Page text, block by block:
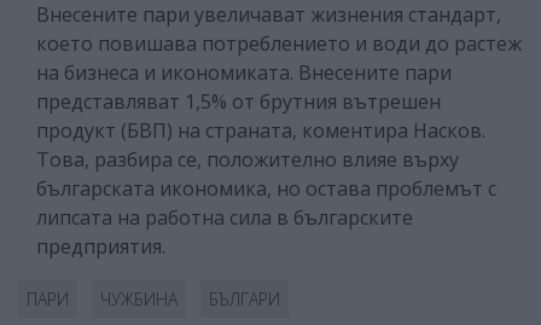
Внесените пари увеличават жизнения стандарт,
което повишава потреблението и води до растеж
на бизнеса и икономиката. Внесените пари
представляват 1,5% от брутния вътрешен
продукт (БВП) на страната, коментира Насков.
Това, разбира се, положително влияе върху
българската икономика, но остава проблемът с
липсата на работна сила в българските
предприятия.
ПАРИ ЧУЖБИНА БЪЛГАРИ